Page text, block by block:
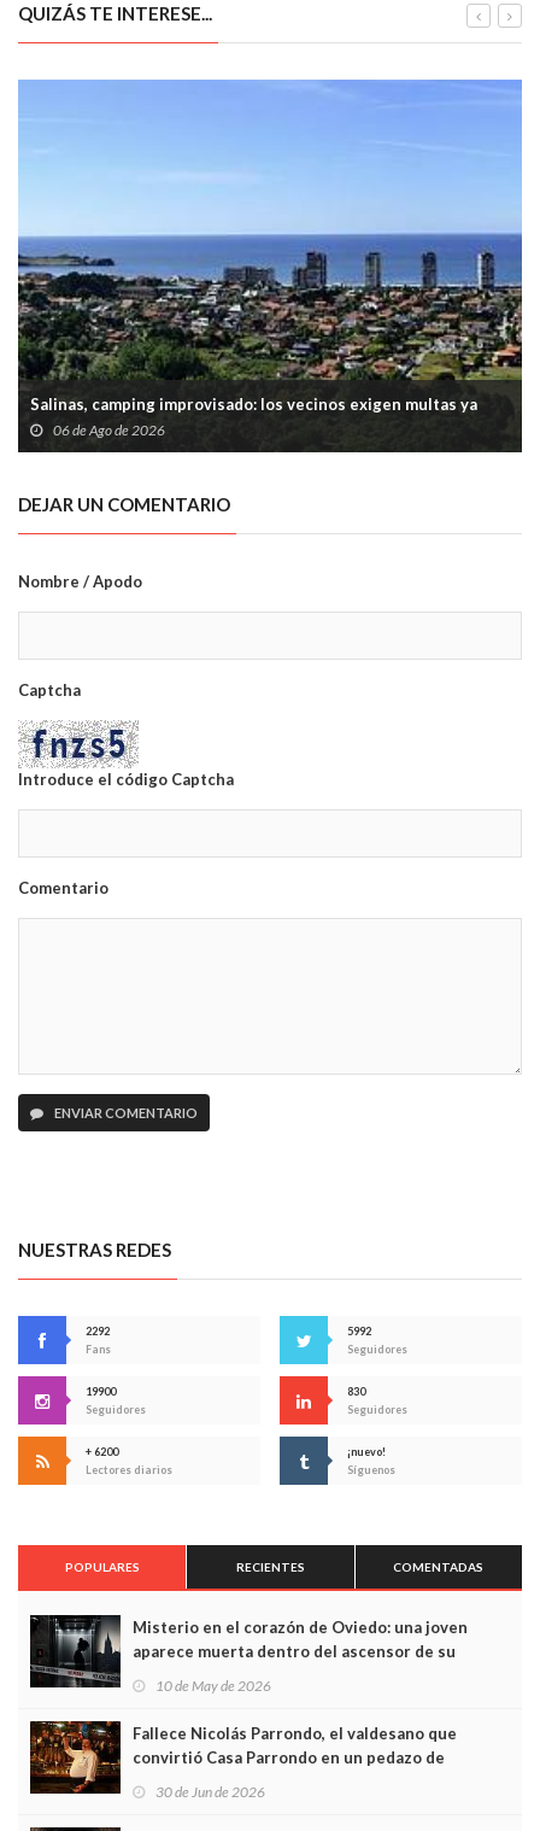
QUIZÁS TE INTERESE...
Salinas, camping improvisado: los vecinos exigen multas ya
06 de Ago de 2026
DEJAR UN COMENTARIO
Nombre / Apodo
Captcha
Introduce el código Captcha
Comentario
ENVIAR COMENTARIO
NUESTRAS REDES
2292
Fans
5992
Seguidores
19900
Seguidores
830
Seguidores
+ 6200
Lectores diarios
¡nuevo!
Síguenos
POPULARES RECIENTES COMENTADAS
Misterio en el corazón de Oviedo: una joven
aparece muerta dentro del ascensor de su
edificio y las cámaras captan sus últimos minutos
10 de May de 2026
Fallece Nicolás Parrondo, el valdesano que
convirtió Casa Parrondo en un pedazo de
Asturias en Madrid
30 de Jun de 2026